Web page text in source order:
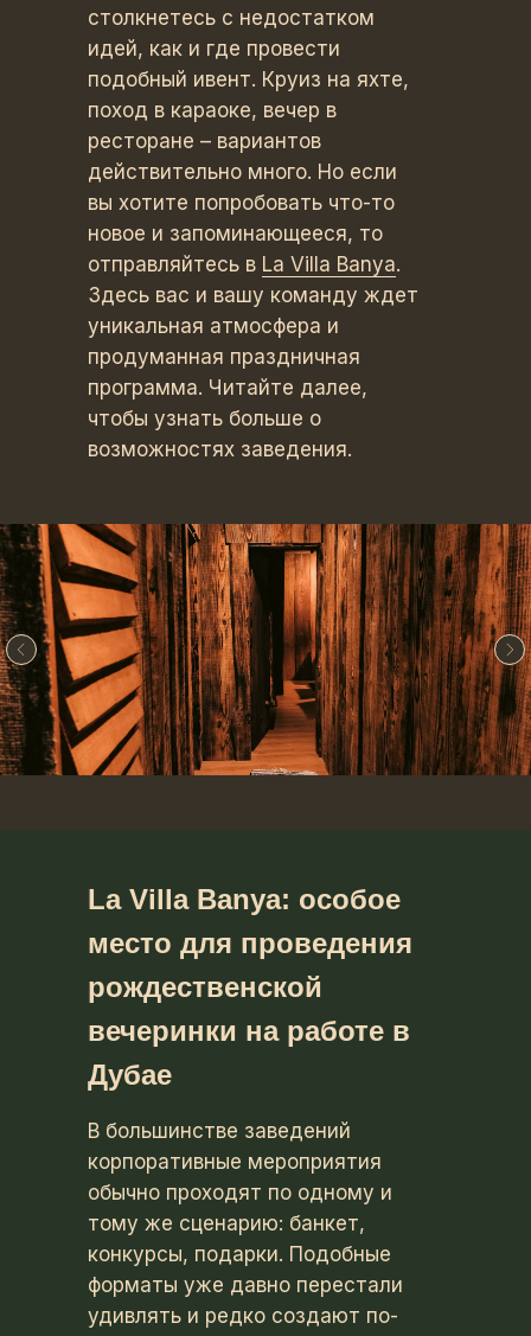
столкнетесь с недостатком
идей, как и где провести
подобный ивент. Круиз на яхте,
поход в караоке, вечер в
ресторане – вариантов
действительно много. Но если
вы хотите попробовать что-то
новое и запоминающееся, то
отправляйтесь в La Villa Banya.
Здесь вас и вашу команду ждет
уникальная атмосфера и
продуманная праздничная
программа. Читайте далее,
чтобы узнать больше о
возможностях заведения.
La Villa Banya: особое
место для проведения
рождественской
вечеринки на работе в
Дубае
В большинстве заведений
корпоративные мероприятия
обычно проходят по одному и
тому же сценарию: банкет,
конкурсы, подарки. Подобные
форматы уже давно перестали
удивлять и редко создают по-